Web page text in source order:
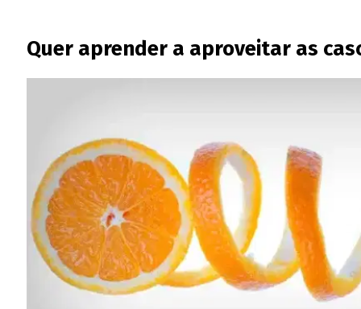
Quer aprender a aproveitar as